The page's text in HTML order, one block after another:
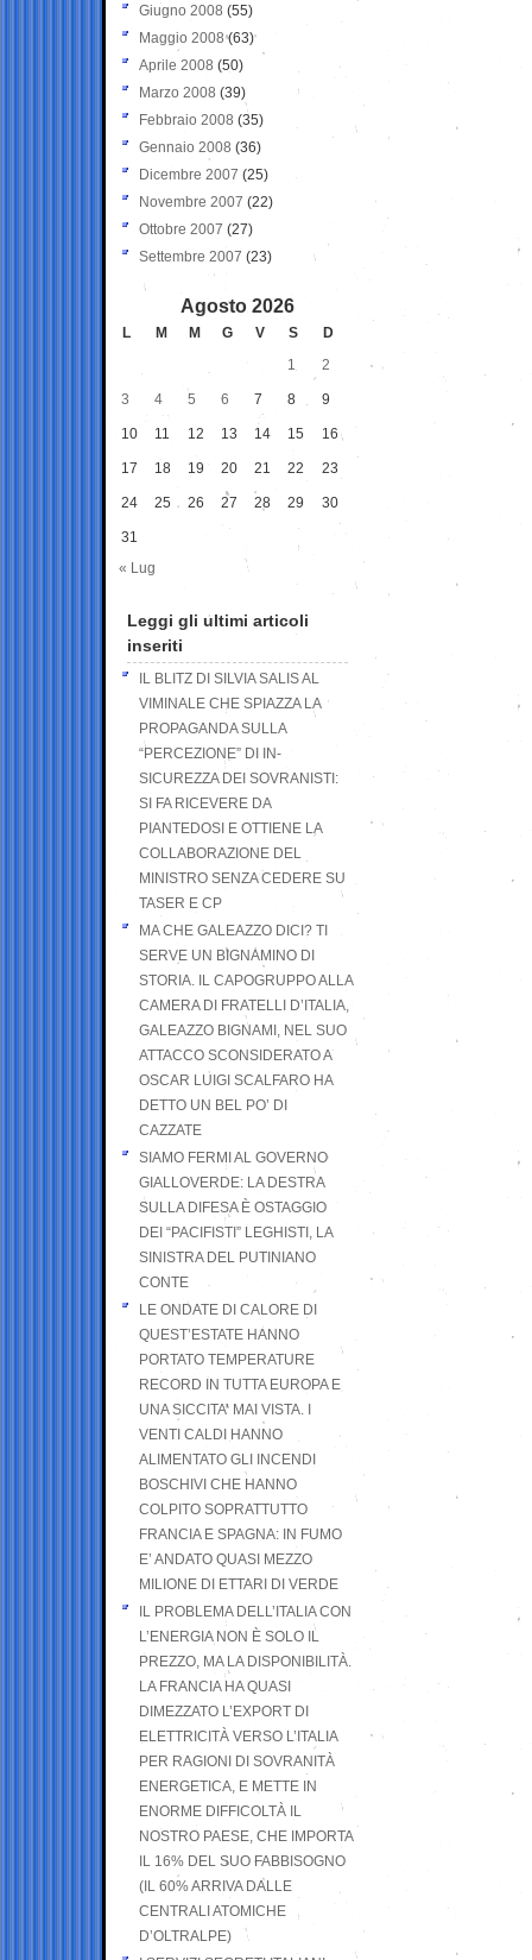
Giugno 2008 (55)
Maggio 2008(63)
Aprile 2008 (50)
Marzo 2008 (39)
Febbraio 2008 (35)
Gennaio 2008 (36)
Dicembre 2007 (25)
Novembre 2007 (22)
Ottobre 2007 (27)
Settembre 2007 (23)
Agosto 2026
L M M G V S
D
1
2
3 4 5 6 7 8 9
10 11 12 13 14 15 16
17 18 19 20 21 22 23
24 25 26 27 28 29 30
31
« Lug
Leggi gli ultimi articoli
inseriti
IL BLITZ DI SILVIA SALIS AL
VIMINALE CHE SPIAZZA LA
PROPAGANDA SULLA
“PERCEZIONE” DI IN-
SICUREZZA DEI SOVRANISTI:
SI FA RICEVERE DA
PIANTEDOSI E OTTIENE LA
COLLABORAZIONE DEL
MINISTRO SENZA CEDERE SU
TASER E CP
MA CHE GALEAZZO DICI? TI
SERVE UN BIGNAMINO DI
STORIA. IL CAPOGRUPPO ALLA
CAMERA DI FRATELLI D’ITALIA,
GALEAZZO BIGNAMI, NEL SUO
ATTACCO SCONSIDERATO A
OSCAR LUIGI SCALFARO HA
DETTO UN BEL PO’ DI
CAZZATE
SIAMO FERMI AL GOVERNO
GIALLOVERDE: LA DESTRA
SULLA DIFESA È OSTAGGIO
DEI “PACIFISTI” LEGHISTI, LA
SINISTRA DEL PUTINIANO
CONTE
LE ONDATE DI CALORE DI
QUEST’ESTATE HANNO
PORTATO TEMPERATURE
RECORD IN TUTTA EUROPA E
UNA SICCITA’ MAI VISTA. I
VENTI CALDI HANNO
ALIMENTATO GLI INCENDI
BOSCHIVI CHE HANNO
COLPITO SOPRATTUTTO
FRANCIA E SPAGNA: IN FUMO
E’ ANDATO QUASI MEZZO
MILIONE DI ETTARI DI VERDE
IL PROBLEMA DELL’ITALIA CON
L’ENERGIA NON È SOLO IL
PREZZO, MA LA DISPONIBILITÀ.
LA FRANCIA HA QUASI
DIMEZZATO L’EXPORT DI
ELETTRICITÀ VERSO L’ITALIA
PER RAGIONI DI SOVRANITÀ
ENERGETICA, E METTE IN
ENORME DIFFICOLTÀ IL
NOSTRO PAESE, CHE IMPORTA
IL 16% DEL SUO FABBISOGNO
(IL 60% ARRIVA DALLE
CENTRALI ATOMICHE
D’OLTRALPE)